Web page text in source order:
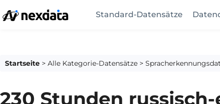
Standard-Datensätze
Startseite > Alle Kategorie-Datensätze >
230 Stunden